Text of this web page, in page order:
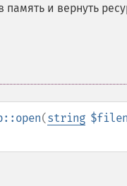
и вернуть
(string